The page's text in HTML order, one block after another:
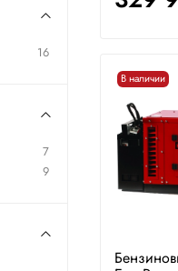
В наличии
16
7
9